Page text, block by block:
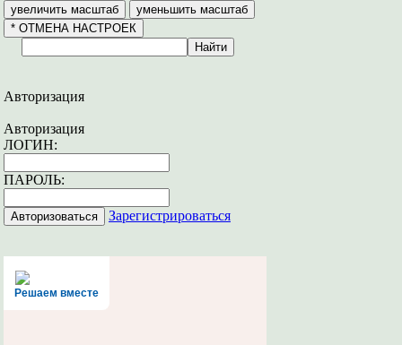
Авторизация
Авторизация
ЛОГИН:
ПАРОЛЬ:
Зарегистрироваться
Решаем вместе